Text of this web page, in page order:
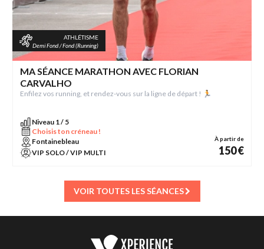
ATHLÉTISME
Demi Fond / Fond (Running)
MA SÉANCE MARATHON AVEC FLORIAN
CARVALHO
Enfilez vos running, et rendez-vous sur la ligne de départ ! 🏃
Niveau 1 / 5
Choisis ton créneau !
Fontainebleau
VIP SOLO / VIP MULTI
À partir de
150 €
VOIR TOUTES LES SÉANCES